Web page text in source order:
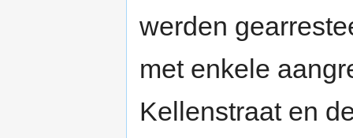
werden
met enkele
Kellenstraat en